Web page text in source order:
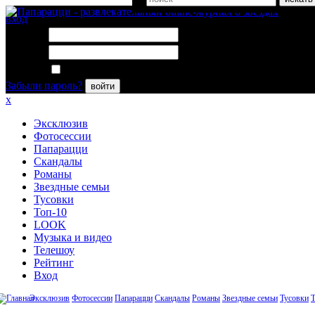
вход
Забыли пароль?
войти
x
Эксклюзив
Фотосессии
Папарацци
Скандалы
Романы
Звездные семьи
Тусовки
Топ-10
LOOK
Музыка и видео
Телешоу
Рейтинг
Вход
Эксклюзив Фотосессии Папарацци Скандалы Романы Звездные семьи Тусовки